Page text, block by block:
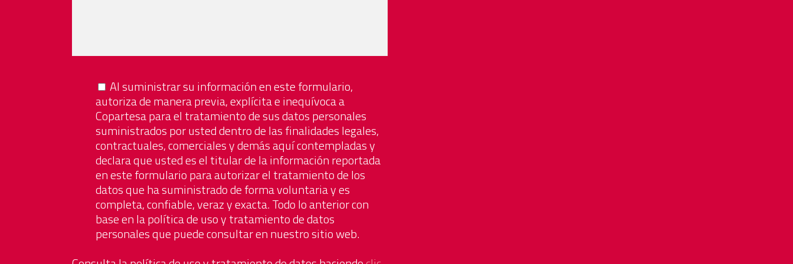
Al suministrar su información en este formulario,
autoriza de manera previa, explícita e inequívoca a
Copartesa para el tratamiento de sus datos personales
suministrados por usted dentro de las finalidades legales,
contractuales, comerciales y demás aquí contempladas y
declara que usted es el titular de la información reportada
en este formulario para autorizar el tratamiento de los
datos que ha suministrado de forma voluntaria y es
completa, confiable, veraz y exacta. Todo lo anterior con
base en la política de uso y tratamiento de datos
personales que puede consultar en nuestro sitio web.